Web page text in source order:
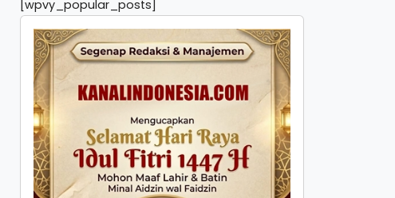
[wpvy_popular_posts]